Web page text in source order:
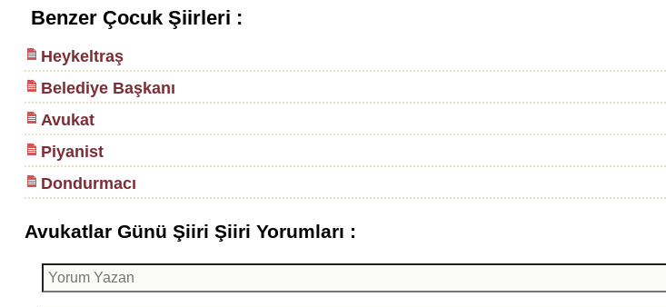
Benzer Çocuk Şiirleri :
Heykeltraş
Belediye Başkanı
Avukat
Piyanist
Dondurmacı
Avukatlar Günü Şiiri Şiiri Yorumları :